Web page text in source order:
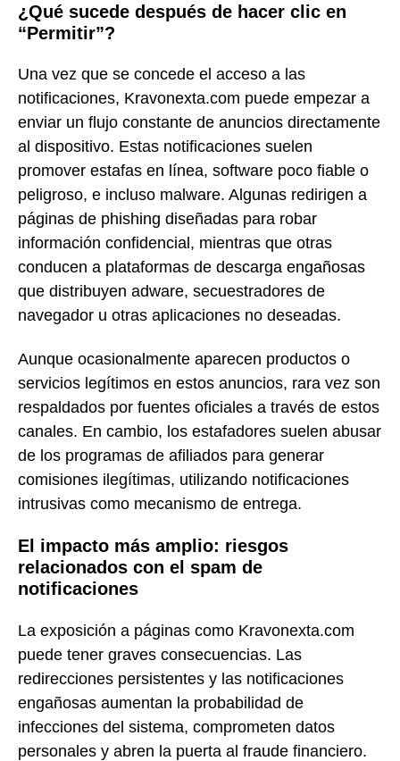
¿Qué sucede después de hacer clic en
“Permitir”?
Una vez que se concede el acceso a las
notificaciones, Kravonexta.com puede empezar a
enviar un flujo constante de anuncios directamente
al dispositivo. Estas notificaciones suelen
promover estafas en línea, software poco fiable o
peligroso, e incluso malware. Algunas redirigen a
páginas de phishing diseñadas para robar
información confidencial, mientras que otras
conducen a plataformas de descarga engañosas
que distribuyen adware, secuestradores de
navegador u otras aplicaciones no deseadas.
Aunque ocasionalmente aparecen productos o
servicios legítimos en estos anuncios, rara vez son
respaldados por fuentes oficiales a través de estos
canales. En cambio, los estafadores suelen abusar
de los programas de afiliados para generar
comisiones ilegítimas, utilizando notificaciones
intrusivas como mecanismo de entrega.
El impacto más amplio: riesgos
relacionados con el spam de
notificaciones
La exposición a páginas como Kravonexta.com
puede tener graves consecuencias. Las
redirecciones persistentes y las notificaciones
engañosas aumentan la probabilidad de
infecciones del sistema, comprometen datos
personales y abren la puerta al fraude financiero.